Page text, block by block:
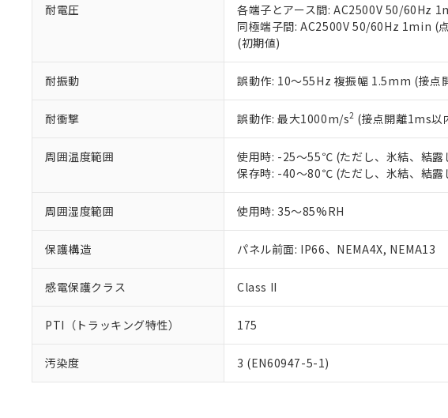
耐電圧
各端子とアース間: AC2500V 50/60Hz
同極端子間: AC2500V 50/60Hz 1min (
(初期値)
耐振動 誤動作: 10～55Hz 複振幅 1.5mm (接点
耐衝撃 誤動作: 最大1000m/s2 (接点開離1ms以
周囲温度範囲
使用時: -25～55℃ (ただし、氷結、結露
保存時: -40～80℃ (ただし、氷結、結露
周囲湿度範囲 使用時: 35～85%RH
保護構造 パネル前面: IP66、NEMA4X, NEMA13
感電保護クラス Class II
PTI（トラッキング特性） 175
汚染度 3 (EN60947-5-1)